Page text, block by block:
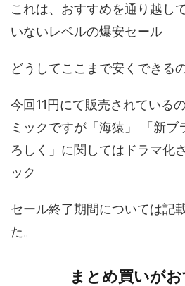
これは、おすすめを通り越し
いないレベルの爆安セール
どうしてここまで安くできる
今回11円にて販売されている
ミックですが「海猿」 「新ブ
ろしく」に関してはドラマ化
ック
セール終了期間については記
た。
まとめ買いがお